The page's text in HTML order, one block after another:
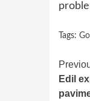
Tags:
Edil